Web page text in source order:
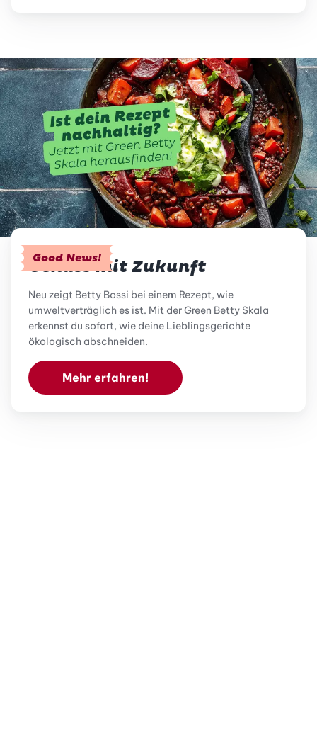
Good News!
Genuss mit Zukunft
Neu zeigt Betty Bossi bei einem Rezept, wie
umweltverträglich es ist. Mit der Green Betty Skala
erkennst du sofort, wie deine Lieblingsgerichte
ökologisch abschneiden.
Mehr erfahren!